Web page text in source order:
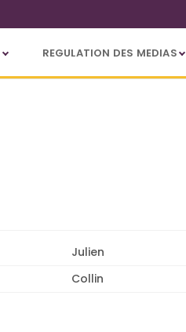
REGULATION DES MEDIAS
Julien
Collin